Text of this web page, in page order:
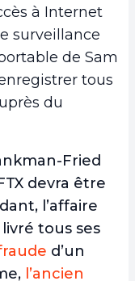
à Internet
surveillance
de Sam
tous
du
Fried
devra être
l’affaire
tous ses
d’un
l’ancien